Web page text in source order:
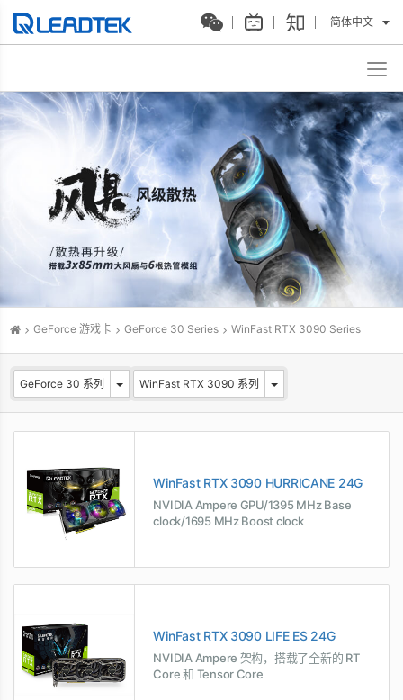
简体中文
GeForce 游戏卡 GeForce 30 Series WinFast RTX 3090 Series
GeForce 30 系列 WinFast RTX 3090 系列
WinFast RTX 3090 HURRICANE 24G
NVIDIA Ampere GPU/1395 MHz Base
clock/1695 MHz Boost clock
WinFast RTX 3090 LIFE ES 24G
NVIDIA Ampere 架构，搭载了全新的 RT
Core 和 Tensor Core